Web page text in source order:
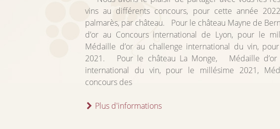
vins au différents concours, pour cette année
palmarès, par château. Pour le château Mayne de
d’or au Concours international de Lyon, pour le
Médaille d’or au challenge international du vin,
2021. Pour le château La Monge, Médaille d’or
international du vin, pour le millésime 2021,
concours des
Plus d'informations